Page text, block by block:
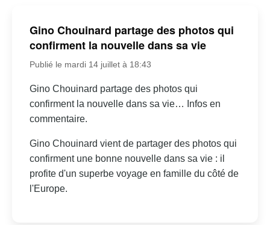
Gino Chouinard partage des photos qui
confirment la nouvelle dans sa vie
Publié le mardi 14 juillet à 18:43
Gino Chouinard partage des photos qui
confirment la nouvelle dans sa vie… Infos en
commentaire.
Gino Chouinard vient de partager des photos qui
confirment une bonne nouvelle dans sa vie : il
profite d'un superbe voyage en famille du côté de
l'Europe.